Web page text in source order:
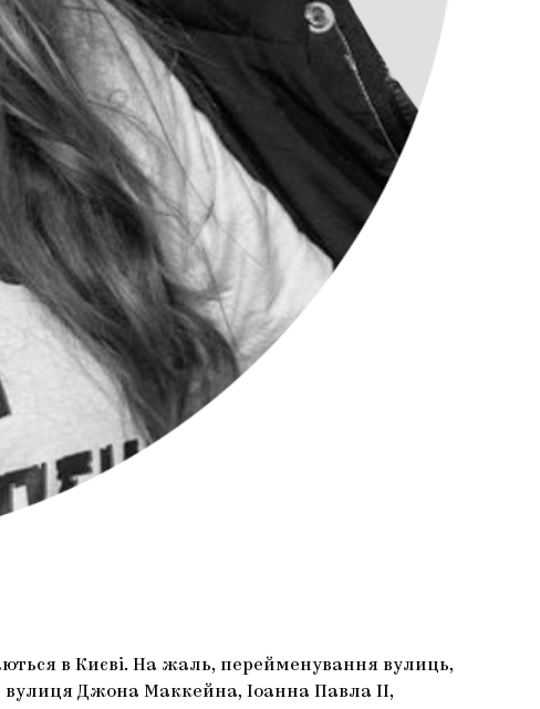
в Києві. На жаль, перейменування вулиць,
вулиця Джона Маккейна, Іоанна Павла ІІ,